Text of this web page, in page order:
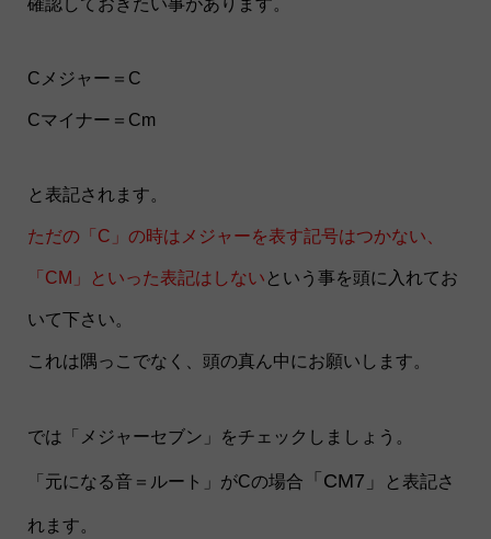
Cメジャー＝C
Cマイナー＝Cm
と表記されます。
ただの「C」の時はメジャーを表す記号はつかない、
「CM」といった表記はしない という事を頭に入れてお
いて下さい。
これは隅っこでなく、頭の真ん中にお願いします。
では「メジャーセブン」をチェックしましょう。
「元になる音＝ルート」がCの場合 「CM7」 と表記さ
れます。